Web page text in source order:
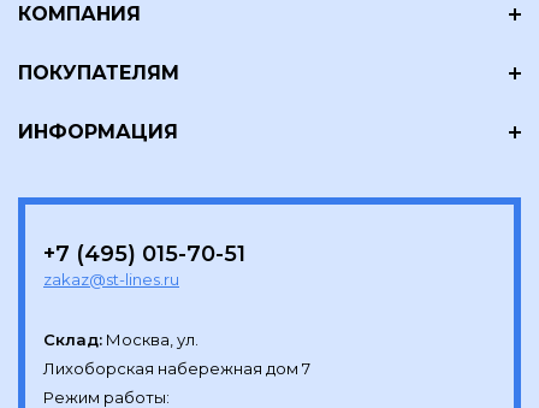
КОМПАНИЯ
ПОКУПАТЕЛЯМ
ИНФОРМАЦИЯ
+7 (495) 015-70-51
zakaz@st-lines.ru
Склад: Москва, ул.
Лихоборская набережная дом 7
Режим работы: